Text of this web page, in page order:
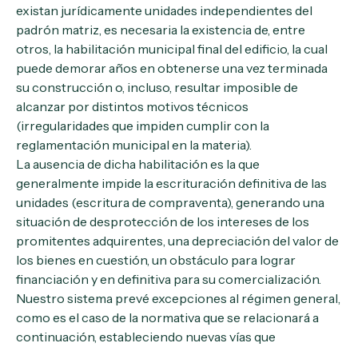
existan jurídicamente unidades independientes del
padrón matriz, es necesaria la existencia de, entre
otros, la habilitación municipal final del edificio, la cual
puede demorar años en obtenerse una vez terminada
su construcción o, incluso, resultar imposible de
alcanzar por distintos motivos técnicos
(irregularidades que impiden cumplir con la
reglamentación municipal en la materia).
La ausencia de dicha habilitación es la que
generalmente impide la escrituración definitiva de las
unidades (escritura de compraventa), generando una
situación de desprotección de los intereses de los
promitentes adquirentes, una depreciación del valor de
los bienes en cuestión, un obstáculo para lograr
financiación y en definitiva para su comercialización.
Nuestro sistema prevé excepciones al régimen general,
como es el caso de la normativa que se relacionará a
continuación, estableciendo nuevas vías que